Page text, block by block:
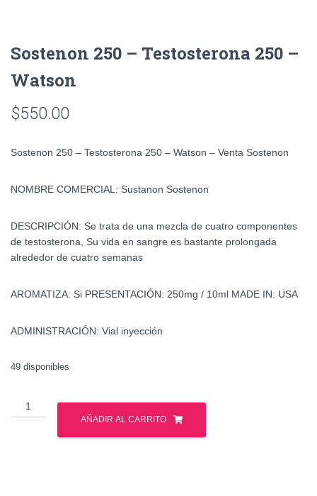
Sostenon 250 – Testosterona 250 –
Watson
$550.00
Sostenon 250 – Testosterona 250 – Watson – Venta Sostenon
NOMBRE COMERCIAL : Sustanon Sostenon
DESCRIPCIÓN: Se trata de una mezcla de cuatro componentes
de testosterona, Su vida en sangre es bastante prolongada
alrededor de cuatro semanas
AROMATIZA: Si PRESENTACIÓN: 250mg / 10ml MADE IN: USA
ADMINISTRACIÓN: Vial inyección
49 disponibles
Sostenon
250
AÑADIR AL CARRITO